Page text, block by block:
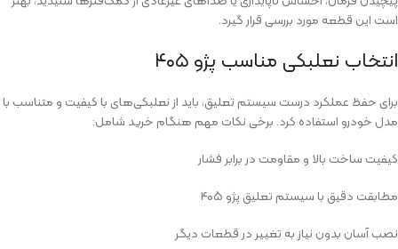
است این قطعه مورد بررسی قرار گیرد.
انتخاب نعلبکی مناسب پژو ۴۰۵
برای حفظ عملکرد درست سیستم تعلیق، باید از نعلبکی‌های با کیفیت و متناسب با
مدل خودرو استفاده کرد. برخی نکات مهم هنگام خرید شامل:
کیفیت ساخت بالا و مقاومت در برابر فشار
مطابقت دقیق با سیستم تعلیق پژو ۴۰۵
نصب آسان بدون نیاز به تغییر در قطعات دیگر